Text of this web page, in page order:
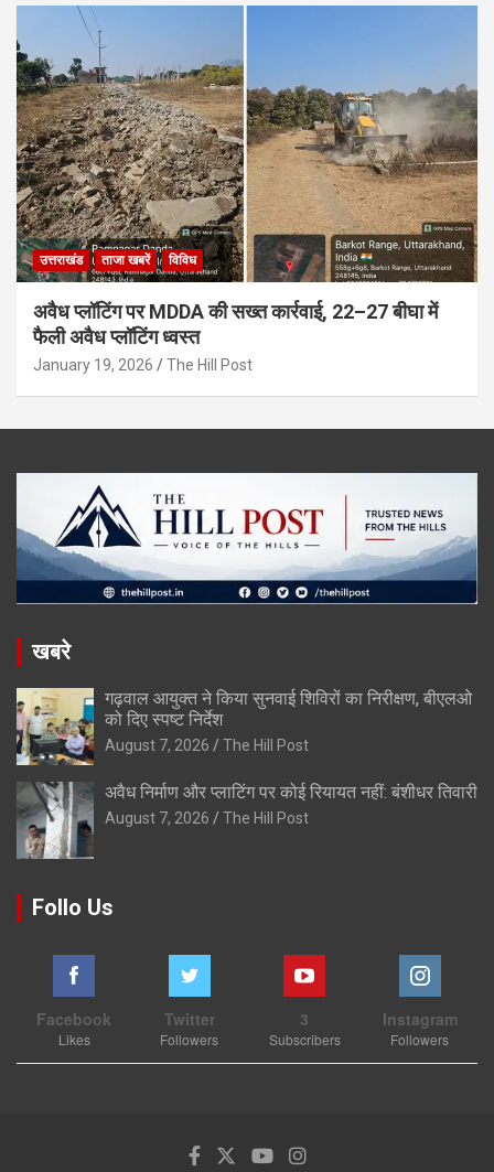
उत्तराखंड ताजा खबरें विविध
अवैध प्लॉटिंग पर MDDA की सख्त कार्रवाई, 22–27 बीघा में
फैली अवैध प्लॉटिंग ध्वस्त
January 19, 2026 The Hill Post
खबरे
गढ़वाल आयुक्त ने किया सुनवाई शिविरों का निरीक्षण, बीएलओ
को दिए स्पष्ट निर्देश
August 7, 2026 The Hill Post
अवैध निर्माण और प्लाटिंग पर कोई रियायत नहीं: बंशीधर तिवारी
August 7, 2026 The Hill Post
Follo Us
Facebook
Likes
Twitter
Followers
3
Subscribers
Instagram
Followers